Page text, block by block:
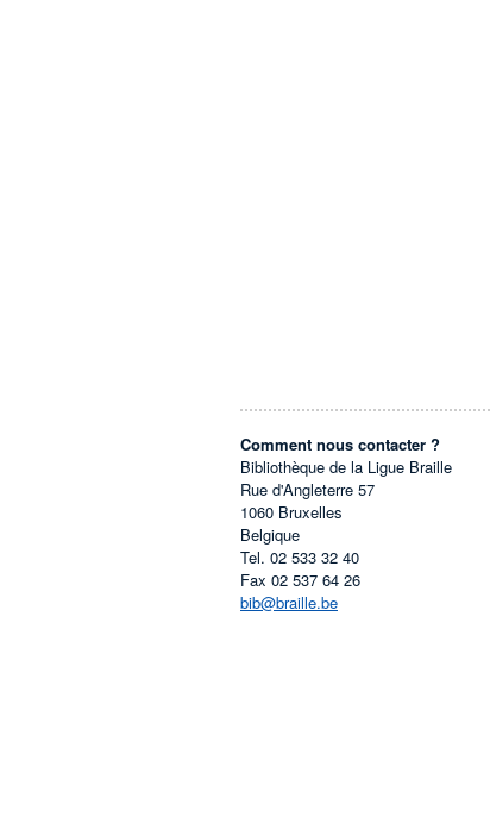
Comment nous contacter ?
Bibliothèque de la Ligue Braille
Rue d'Angleterre 57
1060 Bruxelles
Belgique
Tel. 02 533 32 40
Fax 02 537 64 26
bib@braille.be